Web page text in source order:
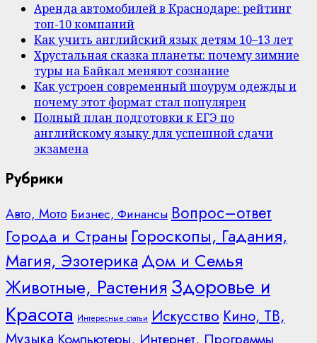
Аренда автомобилей в Краснодаре: рейтинг
топ-10 компаний
Как учить английский язык детям 10–13 лет
Хрустальная сказка планеты: почему зимние
туры на Байкал меняют сознание
Как устроен современный шоурум одежды и
почему этот формат стал популярен
Полный план подготовки к ЕГЭ по
английскому языку для успешной сдачи
экзамена
Рубрики
Авто, Мото Бизнес, Финансы Вопрос–ответ
Города и Страны Гороскопы, Гадания,
Магия, Эзотерика Дом и Семья
Животные, Растения Здоровье и
Красота Интересные статьи Искусство Кино, ТВ,
Музыка Компьютеры, Интернет, Программы